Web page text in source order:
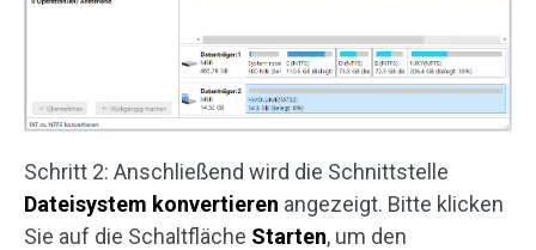
Schritt 2: Anschließend wird die Schnittstelle
Dateisystem konvertieren angezeigt. Bitte klicken
Sie auf die Schaltfläche Starten, um den